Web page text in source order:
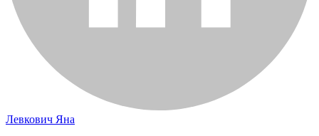
Левкович Яна